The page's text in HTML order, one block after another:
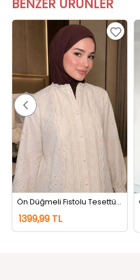
Ön Düğmeli Fistolu Tesettür Gömlek Tunik Bej
1399,99 TL